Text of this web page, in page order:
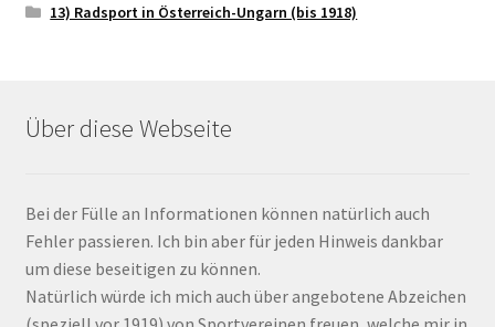
13) Radsport in Österreich-Ungarn (bis 1918)
Über diese Webseite
Bei der Fülle an Informationen können natürlich auch
Fehler passieren. Ich bin aber für jeden Hinweis dankbar
um diese beseitigen zu können.
Natürlich würde ich mich auch über angebotene Abzeichen